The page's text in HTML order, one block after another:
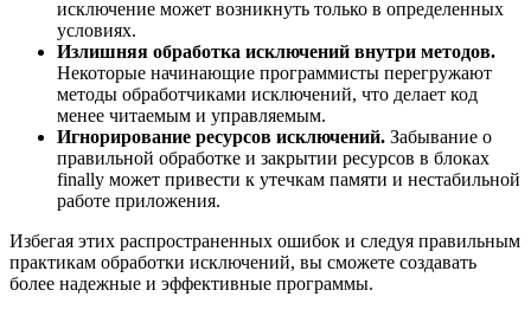
исключение может возникнуть только в определенных
условиях.
Излишняя обработка исключений внутри методов.
Некоторые начинающие программисты перегружают
методы обработчиками исключений, что делает код
менее читаемым и управляемым.
Игнорирование ресурсов исключений. Забывание о
правильной обработке и закрытии ресурсов в блоках
finally может привести к утечкам памяти и нестабильной
работе приложения.
Избегая этих распространенных ошибок и следуя правильным
практикам обработки исключений, вы сможете создавать
более надежные и эффективные программы.